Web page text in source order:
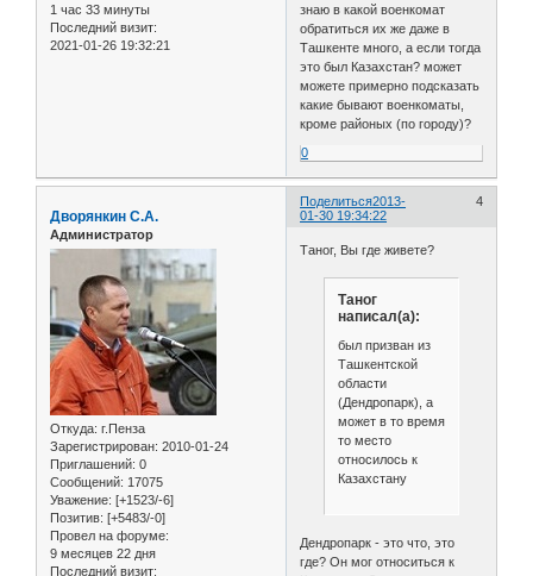
1 час 33 минуты
Последний визит:
2021-01-26 19:32:21
знаю в какой военкомат
обратиться их же даже в
Ташкенте много, а если тогда
это был Казахстан? может
можете примерно подсказать
какие бывают военкоматы,
кроме районых (по городу)?
0
Поделиться 4
2013-
01-30 19:34:22
Дворянкин С.А.
Администратор
Откуда: г.Пенза
Зарегистрирован: 2010-01-24
Приглашений: 0
Сообщений: 17075
Уважение: [+1523/-6]
Позитив: [+5483/-0]
Провел на форуме:
9 месяцев 22 дня
Последний визит:
Таног, Вы где живете?
Таног
написал(а):
был призван из
Ташкентской
области
(Дендропарк), а
может в то время
то место
относилось к
Казахстану
Дендропарк - это что, это
где? Он мог относиться к